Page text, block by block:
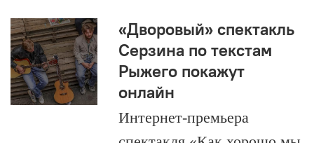
«Дворовый» спектакль
Серзина по текстам
Рыжего покажут
онлайн
Интернет-премьера